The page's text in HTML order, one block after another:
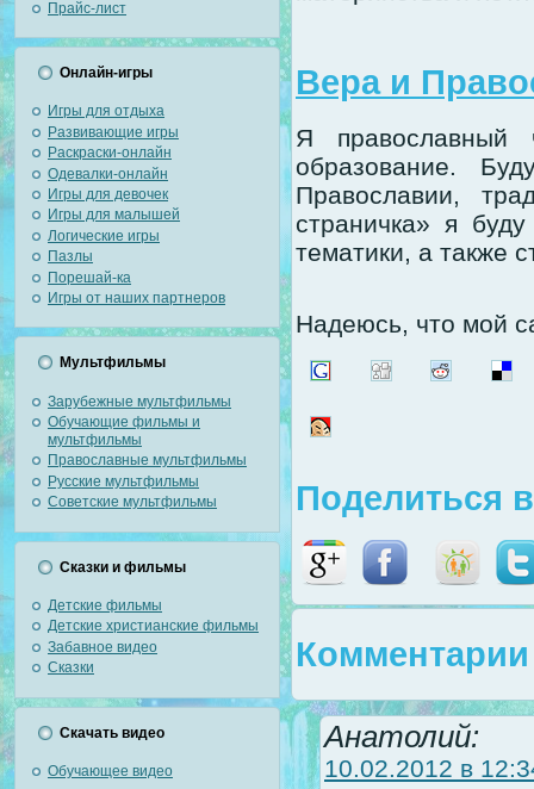
Прайс-лист
Онлайн-игры
Игры для отдыха
Развивающие игры
Раскраски-онлайн
Одевалки-онлайн
Игры для девочек
Игры для малышей
Логические игры
Пазлы
Порешай-ка
Игры от наших партнеров
Мультфильмы
Зарубежные мультфильмы
Обучающие фильмы и
мультфильмы
Православные мультфильмы
Русские мультфильмы
Советские мультфильмы
Сказки и фильмы
Детские фильмы
Детские христианские фильмы
Забавное видео
Сказки
Скачать видео
Обучающее видео
Вера и
Я православный
образование.
Православии,
страничка» я
тематики, а также
Надеюсь, что мой
Поделиться
Анатолий:
10.02.2012 в